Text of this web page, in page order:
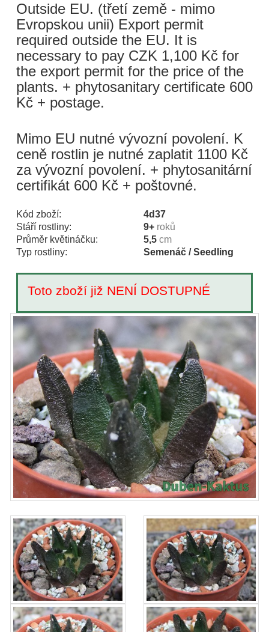
Outside EU. (třetí země - mimo
Evropskou unii) Export permit
required outside the EU. It is
necessary to pay CZK 1,100 Kč for
the export permit for the price of the
plants. + phytosanitary certificate 600
Kč + postage.
Mimo EU nutné vývozní povolení. K
ceně rostlin je nutné zaplatit 1100 Kč
za vývozní povolení. + phytosanitární
certifikát 600 Kč + poštovné.
Kód zboží:
4d37
Stáří rostliny:
9+ roků
Průměr květináčku:
5,5 cm
Typ rostliny:
Semenáč / Seedling
Toto zboží již NENÍ DOSTUPNÉ